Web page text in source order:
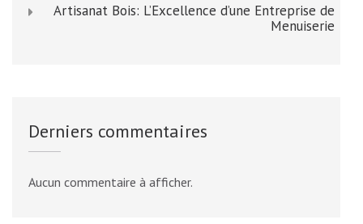
Artisanat Bois: L’Excellence d’une Entreprise de
Menuiserie
Derniers commentaires
Aucun commentaire à afficher.